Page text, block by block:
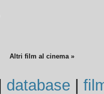
Altri film al cinema »
database